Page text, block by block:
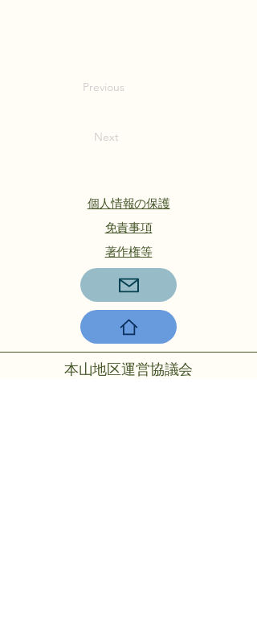
Previous
Next
個人情報の保護
​免責事項
著作権等
本山地区運営協議会